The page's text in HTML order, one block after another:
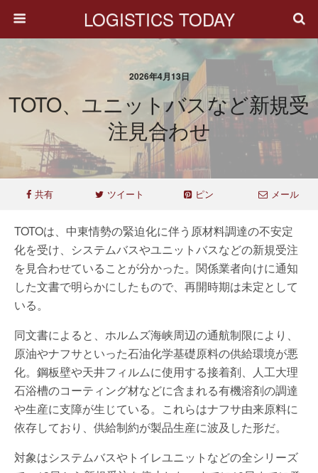
LOGISTICS TODAY
2026年4月13日
TOTO、ユニットバスなど新規受
注見合わせ
共有 ツイート ピン メール
TOTOは、中東情勢の緊迫化に伴う原材料調達の不安定
化を受け、システムバスやユニットバスなどの新規受注
を見合わせていることが分かった。関係業者向けに通知
した文書で明らかにしたもので、再開時期は未定として
いる。
同文書によると、ホルムズ海峡周辺の通航制限により、
原油やナフサといった石油化学基礎原料の供給環境が悪
化。鋼板壁や天井フィルムに使用する接着剤、人工大理
石浴槽のコーティング材などに含まれる有機溶剤の調達
や生産に支障が生じている。これらはナフサ由来原料に
依存しており、供給制約が製品生産に波及した形だ。
対象はシステムバスやトイレユニットなどの全シリーズ